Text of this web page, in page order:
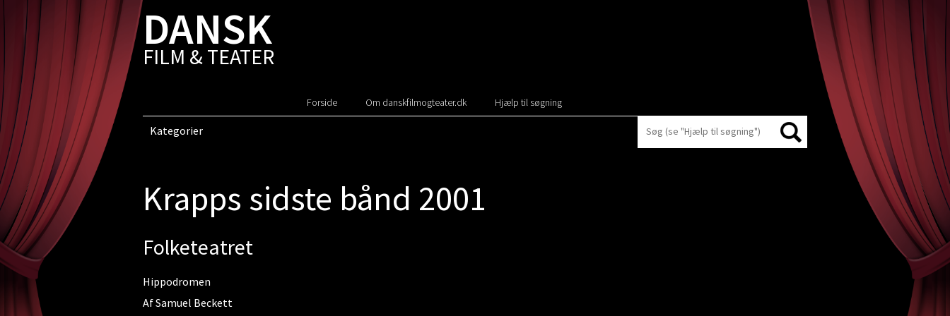
DANSK
FILM & TEATER
Forside Om danskfilmogteater.dk Hjælp til søgning
Kategorier
Krapps sidste bånd 2001
Folketeatret
Hippodromen
Af Samuel Beckett